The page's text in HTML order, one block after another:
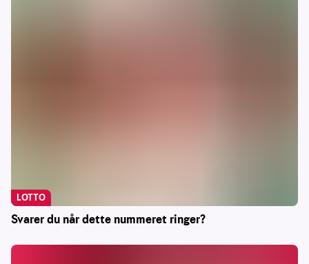
Svarer du når dette nummeret ringer?
LOTTO